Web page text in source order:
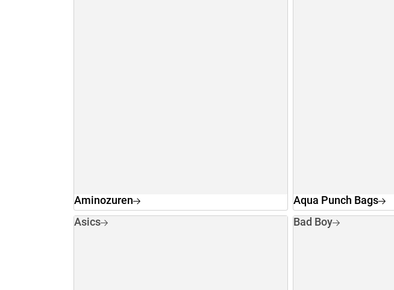
Aminozuren Aqua Punch Bags
Asics
Bad Boy